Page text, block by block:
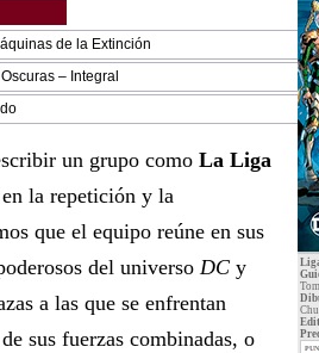
de la Extinción
– Integral
un grupo como La Liga
la repetición y la
que el equipo reúne en sus
del universo DC y
a las que se enfrentan
sus fuerzas combinadas, o